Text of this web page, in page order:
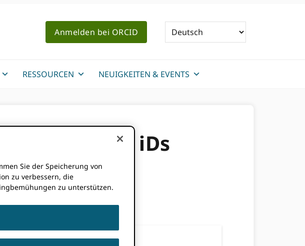
Anmelden bei ORCID
RESSOURCEN NEUIGKEITEN & EVENTS
Doppelte iDs
können ungenau sein.
Sie der Speicherung von
zu verbessern, die
zu unterstützen.